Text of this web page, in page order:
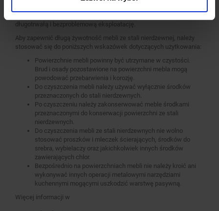
długotrwałą i bezproblemową eksploatację.
Aby zapewnić długą żywotność mebli ze stali nierdzewnej, należy
stosować się do poniższych wskazówek dotyczących użytkowania:
Powierzchnie mebli powinny być utrzymane w czystości.
Brud i osady pozostawione na powierzchni mebla mogą
powodować przebarwienia i korozję.
Do czyszczenia mebli należy używać wyłącznie środków
przeznaczonych do stali nierdzewnych.
Po czyszczeniu należy zakonserwować meble środkami
przeznaczonymi do konserwacji powierzchni ze stali
nierdzewnych.
Do czyszczenia mebli ze stali nierdzewnych nie wolno
stosować proszków i mleczek ścierających, środków do
srebra, wybielaczy oraz jakichkolwiek innych środków
zawierających chlor.
Bezpośrednio na powierzchniach mebli nie należy kroić ani
wykonywać innych operacji metalowymi narzędziami
kuchennymi mogącymi uszkodzić warstwę pasywną.
Więcej informacji w